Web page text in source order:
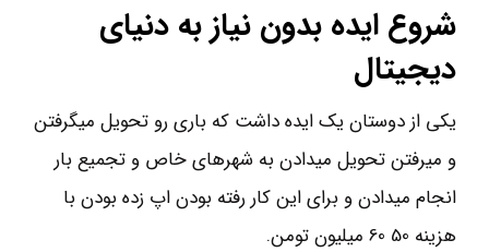
شروع ایده بدون نیاز به دنیای
دیجیتال
یکی از دوستان یک ایده داشت که باری رو تحویل میگرفتن
و میرفتن تحویل میدادن به شهرهای خاص و تجمیع بار
انجام میدادن و برای این کار رفته بودن اپ زده بودن با
هزینه 50 60 میلیون تومن.